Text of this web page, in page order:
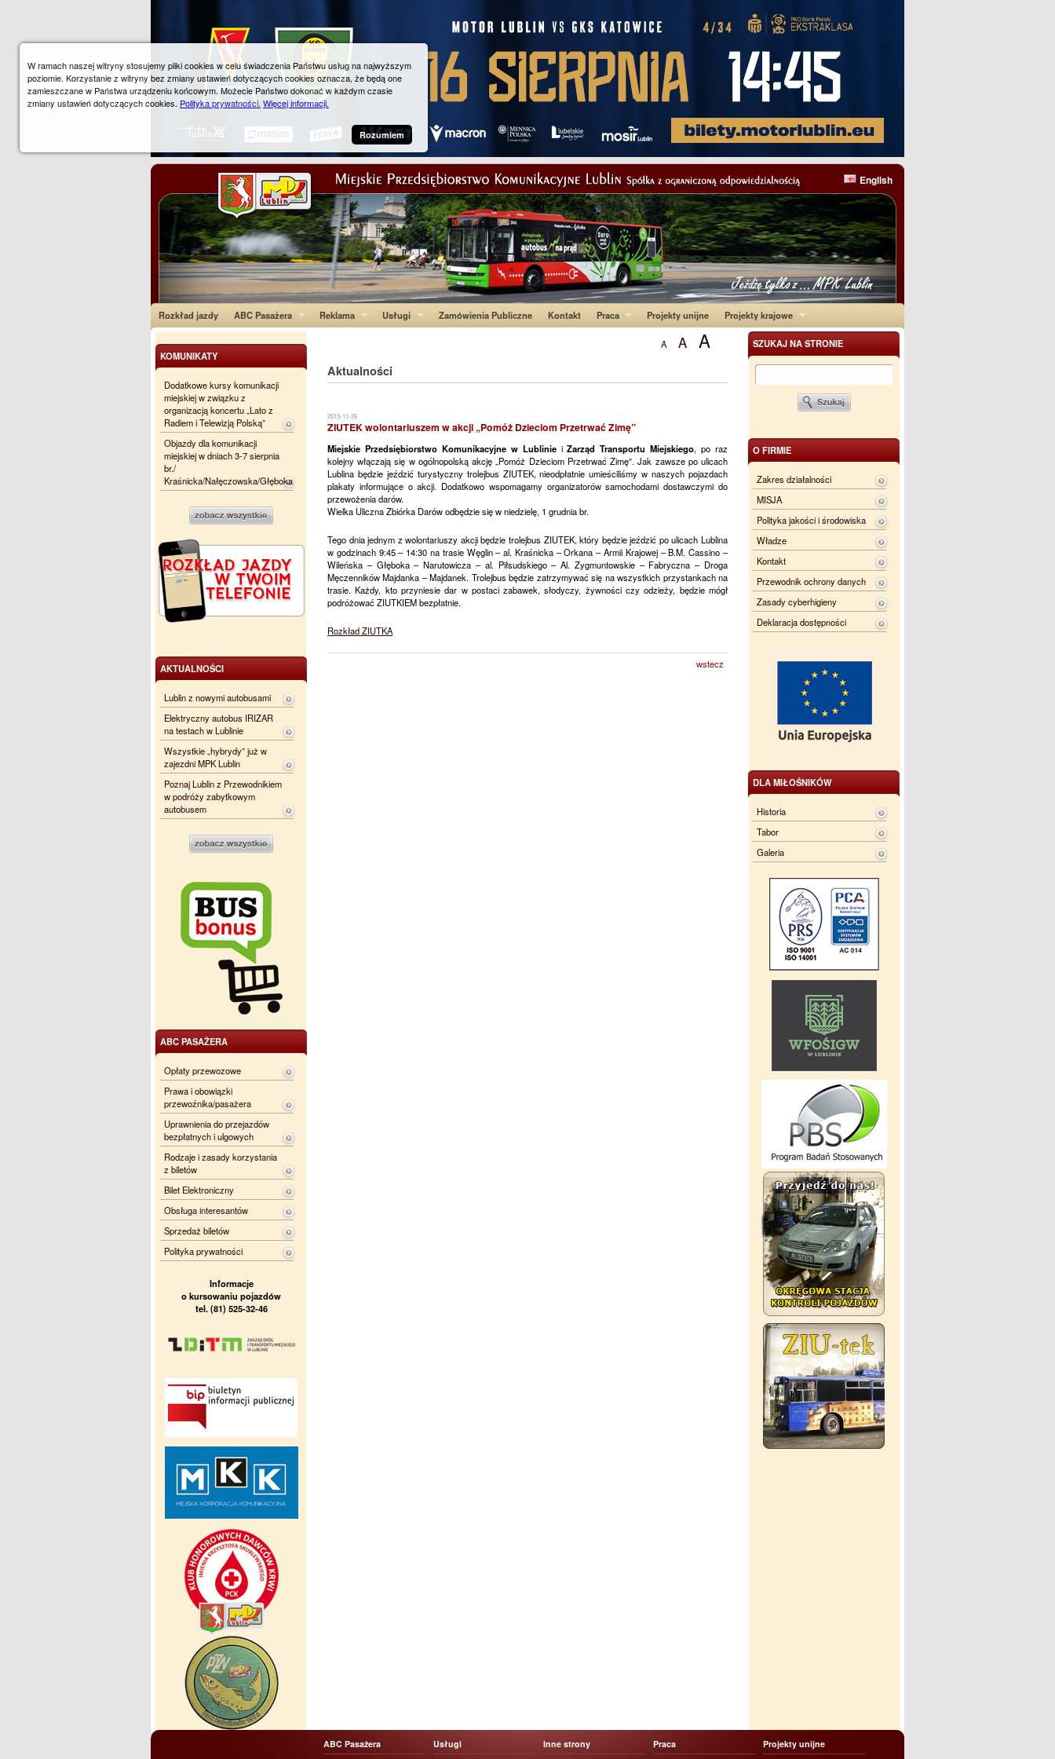
English
Rozkład jazdy ABC Pasażera Reklama Usługi Zamówienia Publiczne Kontakt Praca Projekty unijne Projekty krajowe
SZUKAJ NA STRONIE
O FIRMIE
Zakres działalności
MISJA
Polityka jakości i środowiska
Władze
Kontakt
Przewodnik ochrony danych
Zasady cyberhigieny
Deklaracja dostępności
DLA MIŁOŚNIKÓW
Historia
Tabor
Galeria
A A A
Aktualności
2013-11-26
ZIUTEK wolontariuszem w akcji „Pomóż Dzieciom Przetrwać Zimę”
Miejskie Przedsiębiorstwo Komunikacyjne w LublinieiZarząd Transportu Miejskiego, po raz
kolejny włączają się w ogólnopolską akcję „Pomóż Dzieciom Przetrwać Zimę”. Jak zawsze po ulicach
Lublina będzie jeździć turystyczny trolejbus ZIUTEK, nieodpłatnie umieściliśmy w naszych pojazdach
plakaty informujące o akcji. Dodatkowo wspomagamy organizatorów samochodami dostawczymi do
przewożenia darów.
Wielka Uliczna Zbiórka Darów odbędzie się w niedzielę, 1 grudnia br.
Tego dnia jednym z wolontariuszy akcji będzie trolejbus ZIUTEK, który będzie jeździć po ulicach Lublina
w godzinach 9:45 – 14:30 na trasie Węglin – al. Kraśnicka – Orkana – Armii Krajowej – B.M. Cassino –
Wileńska – Głęboka – Narutowicza – al. Piłsudskiego – Al. Zygmuntowskie – Fabryczna – Droga
Męczenników Majdanka – Majdanek. Trolejbus będzie zatrzymywać się na wszystkich przystankach na
trasie. Każdy, kto przyniesie dar w postaci zabawek, słodyczy, żywności czy odzieży, będzie mógł
podróżować ZIUTKIEM bezpłatnie.
Rozkład ZIUTKA
wstecz
KOMUNIKATY
Dodatkowe kursy komunikacji
miejskiej w związku z
organizacją koncertu „Lato z
Radiem i Telewizją Polską”
Objazdy dla komunikacji
miejskiej w dniach 3-7 sierpnia
br./
Kraśnicka/Nałęczowska/Głęboka
AKTUALNOŚCI
Lublin z nowymi autobusami
Elektryczny autobus IRIZAR
na testach w Lublinie
Wszystkie „hybrydy” już w
zajezdni MPK Lublin
Poznaj Lublin z Przewodnikiem
w podróży zabytkowym
autobusem
ABC PASAŻERA
Opłaty przewozowe
Prawa i obowiązki
przewoźnika/pasażera
Uprawnienia do przejazdów
bezpłatnych i ulgowych
Rodzaje i zasady korzystania
z biletów
Bilet Elektroniczny
Obsługa interesantów
Sprzedaż biletów
Polityka prywatności
Informacje
o kursowaniu pojazdów
tel. (81) 525-32-46
ABC Pasażera Usługi Inne strony Praca Projekty unijne
W ramach naszej witryny stosujemy pliki cookies w celu świadczenia Państwu usług na najwyższym
poziomie. Korzystanie z witryny bez zmiany ustawień dotyczących cookies oznacza, że będą one
zamieszczane w Państwa urządzeniu końcowym. Możecie Państwo dokonać w każdym czasie
zmiany ustawień dotyczących cookies. Polityka prywatności. Więcej informacji.
Rozumiem